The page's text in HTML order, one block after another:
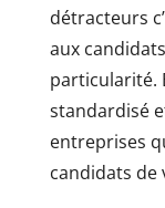
détracteurs
aux
particularité.
standardisé
entreprises
candidats de